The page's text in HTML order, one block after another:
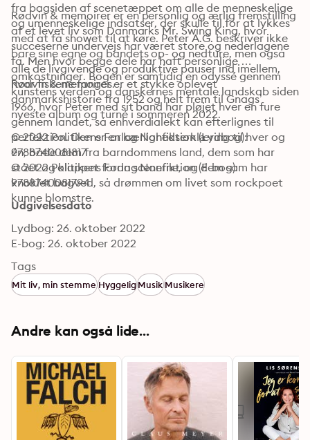
fra bagsiden af scenetæppet om alle de menneskelige
og umenneskelige indsatser, der skulle til for at lykkes
med at få showet til at køre. Peter A.G. beskriver ikke
bare sine egne og bandets op- og nedture, men også
alle de livgivende og produktive pauser ind imellem,
hvor fiskene fanges.
Rødvin & memoirer er en personlig og ærlig fremstilling
af et levet liv som Danmarks Mr. Swing King, hvor
succeserne undervejs har været store og nederlagene
få. Men hvor begge dele har haft personlige
omkostninger. Bogen er samtidig en odyssé gennem
kunstens verden og danskernes mentale landskab siden
1966, hvor Peter med sit band har pløjet hver en fure
gennem landet, så enhverdialekt kan efterlignes til
perfektion. Den er en kærlighedserklæring til hver og
én, både dem fra barndommens land, dem som har
stået og klappet foran scenerne, og dem som har
knoklet bagved, så drømmen om livet som rockpoet
kunne blomstre.
Rødvin & memoirer er et stykke oplevet
danmarkshistorie fra 1952 og helt frem til Gnags’
nyeste album og turné i sommeren 2022.
© 2022 Politikens Forlag Nonfiktion (Lydbog):
9788740081817
© 2022 Politikens Forlag Nonfiktion (E-bog):
9788740081794
Udgivelsesdato
Lydbog: 26. oktober 2022
E-bog: 26. oktober 2022
Tags
Mit liv, min stemmeHyggeligMusikMusikere
Andre kan også lide...